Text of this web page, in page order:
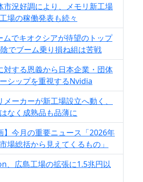
市況好調により、メモリ新工場
場の稼働発表も続々
ムでキオクシアが待望のトップ
でブーム乗り損ね組は苦戦
対する恩義から日本企業・団体
シップを重視するNvidia
ーカーが新工場設立へ動く、
なく成熟品も品薄に
】今月の重要ニュース「2026年
場総括から見えてくるもの」
、広島工場の拡張に1.5兆円以